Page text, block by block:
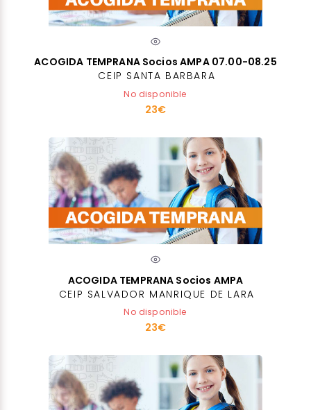
ACOGIDA TEMPRANA Socios AMPA 07.00-08.25
CEIP SANTA BARBARA
No disponible
23€
ACOGIDA TEMPRANA Socios AMPA
CEIP SALVADOR MANRIQUE DE LARA
No disponible
23€